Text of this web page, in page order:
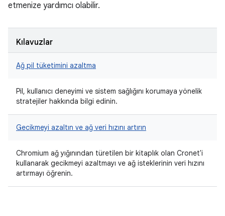
etmenize yardımcı olabilir.
Kılavuzlar
Ağ pil tüketimini azaltma
Pil, kullanıcı deneyimi ve sistem sağlığını korumaya yönelik
stratejiler hakkında bilgi edinin.
Gecikmeyi azaltın ve ağ veri hızını artırın
Chromium ağ yığınından türetilen bir kitaplık olan Cronet'i
kullanarak gecikmeyi azaltmayı ve ağ isteklerinin veri hızını
artırmayı öğrenin.